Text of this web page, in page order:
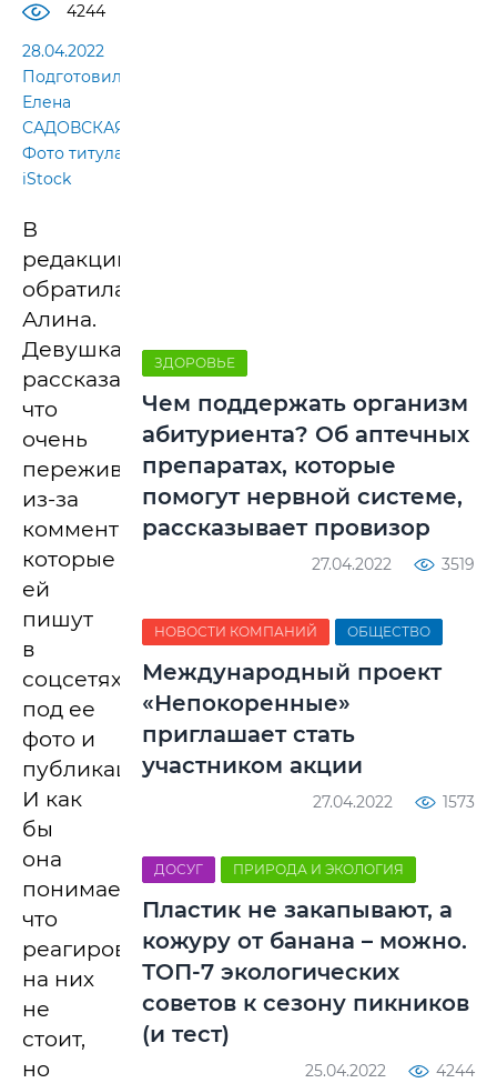
4244
28.04.2022
Подготовила
Елена
САДОВСКАЯ.
Фото титула:
iStock
В
редакцию
обратилась
Алина.
Девушка
рассказала,
что
очень
переживает
из-за
комментариев,
которые
ей
пишут
в
соцсетях
под ее
фото и
публикациями.
И как
бы
она
понимает,
что
реагировать
на них
не
стоит,
но
ЗДОРОВЬЕ
Чем поддержать организм
абитуриента? Об аптечных
препаратах, которые
помогут нервной системе,
рассказывает провизор
27.04.2022 3519
НОВОСТИ КОМПАНИЙ ОБЩЕСТВО
Международный проект
«Непокоренные»
приглашает стать
участником акции
27.04.2022 1573
ДОСУГ ПРИРОДА И ЭКОЛОГИЯ
Пластик не закапывают, а
кожуру от банана – можно.
ТОП-7 экологических
советов к сезону пикников
(и тест)
25.04.2022 4244